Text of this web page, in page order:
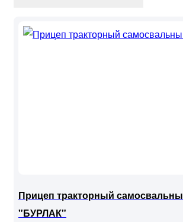
Прицеп тракторный
"БУРЛАК"